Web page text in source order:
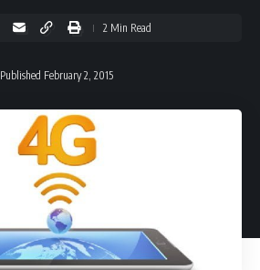
Published February 2, 2015
2 Min Read